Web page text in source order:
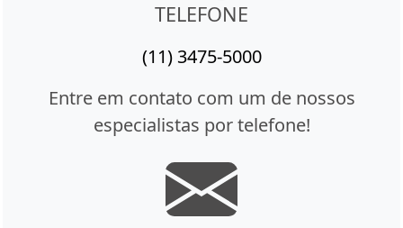
TELEFONE
(11) 3475-5000
Entre em contato com um de nossos
especialistas por telefone!